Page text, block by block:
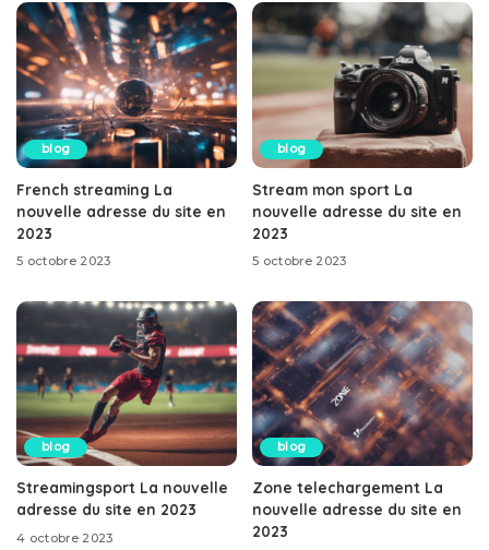
blog
French streaming La
nouvelle adresse du site en
2023
5 octobre 2023
blog
Stream mon sport La
nouvelle adresse du site en
2023
5 octobre 2023
blog
Streamingsport La nouvelle
adresse du site en 2023
4 octobre 2023
blog
Zone telechargement La
nouvelle adresse du site en
2023